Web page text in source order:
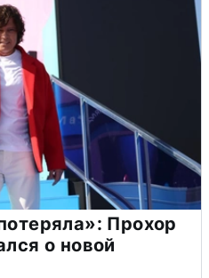
Прохор
о новой